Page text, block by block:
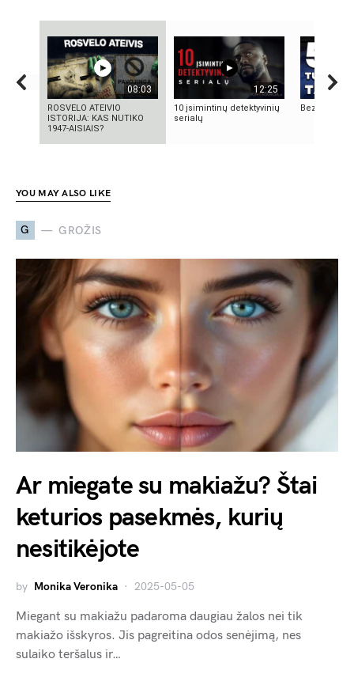
08:03
ROSVELO ATEIVIO
ISTORIJA: KAS NUTIKO
1947-AISIAIS?
12:25
10 įsimintinų detektyvinių
serialų
Bezos
YOU MAY ALSO LIKE
G GROŽIS
Ar miegate su makiažu? Štai
keturios pasekmės, kurių
nesitikėjote
by Monika Veronika 2025-05-05
Miegant su makiažu padaroma daugiau žalos nei tik
makiažo išskyros. Jis pagreitina odos senėjimą, nes
sulaiko teršalus ir…